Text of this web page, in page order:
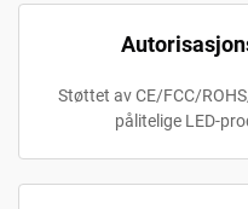
Støttet av CE/FCC/
pålitelige LED-